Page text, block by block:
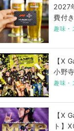
2027
費付
趣味・
【X
小野
趣味・
【X
ト】